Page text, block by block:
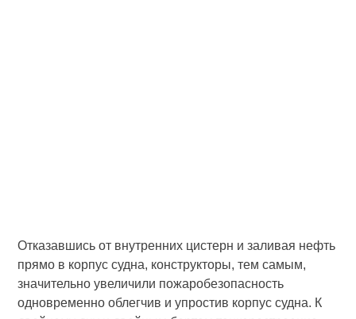
Отказавшись от внутренних цистерн и заливая нефть
прямо в корпус судна, конструкторы, тем самым,
значительно увеличили пожаробезопасность
одновременно облегчив и упростив корпус судна. К